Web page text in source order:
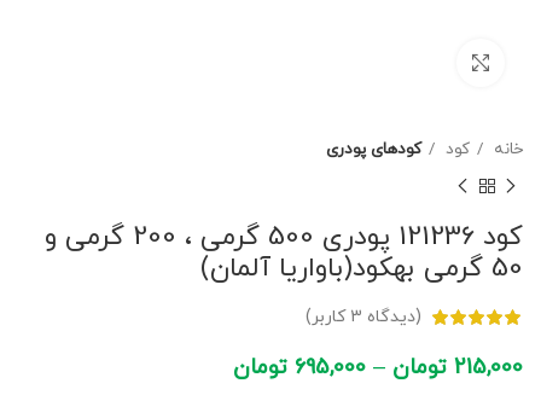
خانه کود کودهای پودری
کود 121236 پودری 500 گرمی ، 200 گرمی و
50 گرمی بهکود(باواریا آلمان)
(دیدگاه 3 کاربر)
215,000 تومان –
695,000 تومان